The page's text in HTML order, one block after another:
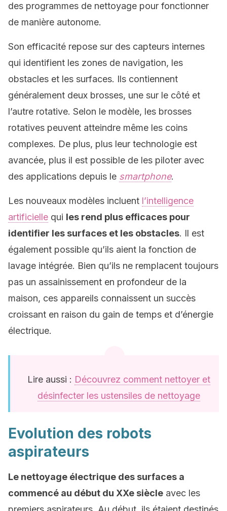
des programmes de nettoyage pour fonctionner
de manière autonome.
Son efficacité repose sur des capteurs internes
qui identifient les zones de navigation, les
obstacles et les surfaces. Ils contiennent
généralement deux brosses, une sur le côté et
l’autre rotative. Selon le modèle, les brosses
rotatives peuvent atteindre même les coins
complexes. De plus, plus leur technologie est
avancée, plus il est possible de les piloter avec
des applications depuis le smartphone.
Les nouveaux modèles incluent l’intelligence
artificielle qui les rend plus efficaces pour
identifier les surfaces et les obstacles. Il est
également possible qu’ils aient la fonction de
lavage intégrée. Bien qu’ils ne remplacent toujours
pas un assainissement en profondeur de la
maison, ces appareils connaissent un succès
croissant en raison du gain de temps et d’énergie
électrique.
Lire aussi : Découvrez comment nettoyer et
désinfecter les ustensiles de nettoyage
Evolution des robots
aspirateurs
Le nettoyage électrique des surfaces a
commencé au début du XXe siècle avec les